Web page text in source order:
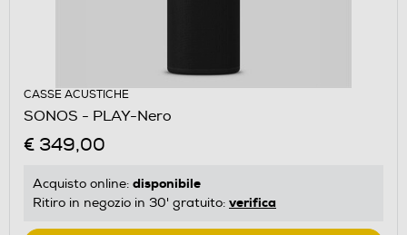
CASSE ACUSTICHE
SONOS - PLAY-Nero
€ 349,00
Acquisto online: disponibile
Ritiro in negozio in 30' gratuito: verifica